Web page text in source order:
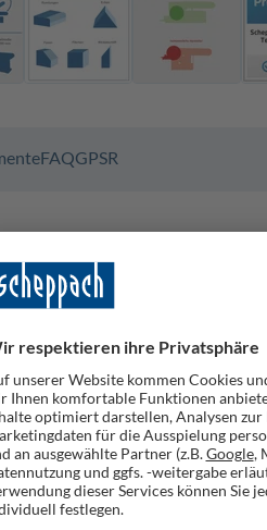
FAQGPSR
und
von Holz und
Arbeiten
Anpressdruck für